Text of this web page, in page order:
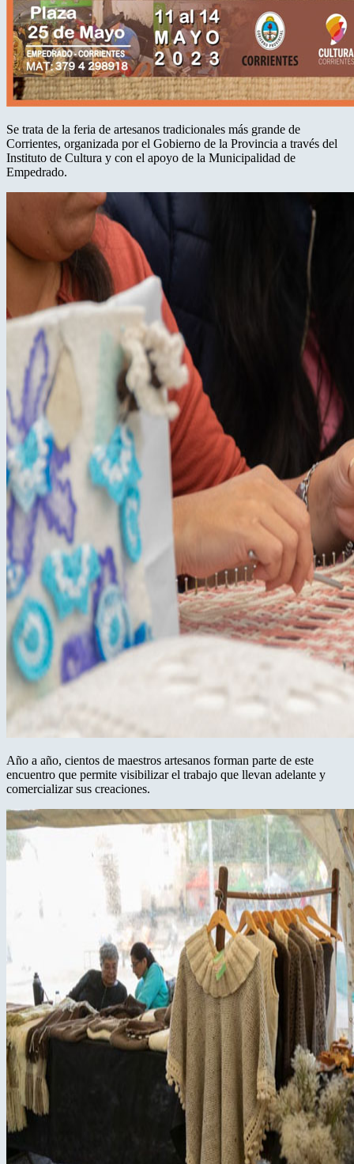
Se trata de la feria de artesanos tradicionales más grande de
Corrientes, organizada por el Gobierno de la Provincia a través del
Instituto de Cultura y con el apoyo de la Municipalidad de
Empedrado.
Año a año, cientos de maestros artesanos forman parte de este
encuentro que permite visibilizar el trabajo que llevan adelante y
comercializar sus creaciones.